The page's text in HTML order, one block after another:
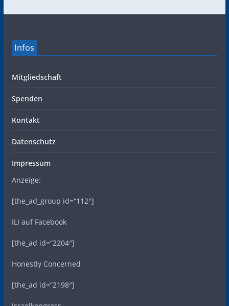
Infos
Mitgliedschaft
Spenden
Kontakt
Datenschutz
Impressum
Anzeige:
[the_ad_group id=“112″]
ILI auf Facebook
[the_ad id=“2204″]
Honestly Concerned
[the_ad id=“2198″]